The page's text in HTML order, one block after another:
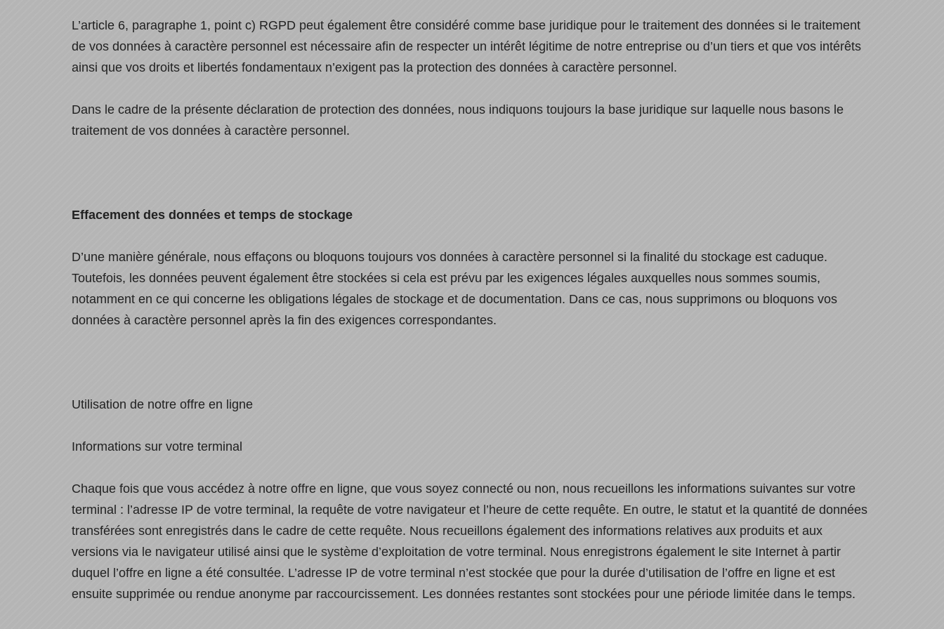
L’article 6, paragraphe 1, point c) RGPD peut également être considéré comme base juridique pour le traitement des données si le traitement
de vos données à caractère personnel est nécessaire afin de respecter un intérêt légitime de notre entreprise ou d’un tiers et que vos intérêts
ainsi que vos droits et libertés fondamentaux n’exigent pas la protection des données à caractère personnel.
Dans le cadre de la présente déclaration de protection des données, nous indiquons toujours la base juridique sur laquelle nous basons le
traitement de vos données à caractère personnel.
Effacement des données et temps de stockage
D’une manière générale, nous effaçons ou bloquons toujours vos données à caractère personnel si la finalité du stockage est caduque.
Toutefois, les données peuvent également être stockées si cela est prévu par les exigences légales auxquelles nous sommes soumis,
notamment en ce qui concerne les obligations légales de stockage et de documentation. Dans ce cas, nous supprimons ou bloquons vos
données à caractère personnel après la fin des exigences correspondantes.
Utilisation de notre offre en ligne
Informations sur votre terminal
Chaque fois que vous accédez à notre offre en ligne, que vous soyez connecté ou non, nous recueillons les informations suivantes sur votre
terminal : l’adresse IP de votre terminal, la requête de votre navigateur et l’heure de cette requête. En outre, le statut et la quantité de données
transférées sont enregistrés dans le cadre de cette requête. Nous recueillons également des informations relatives aux produits et aux
versions via le navigateur utilisé ainsi que le système d’exploitation de votre terminal. Nous enregistrons également le site Internet à partir
duquel l’offre en ligne a été consultée. L’adresse IP de votre terminal n’est stockée que pour la durée d’utilisation de l’offre en ligne et est
ensuite supprimée ou rendue anonyme par raccourcissement. Les données restantes sont stockées pour une période limitée dans le temps.